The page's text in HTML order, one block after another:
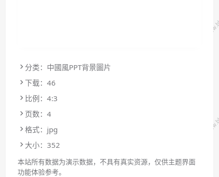
分类：中國風PPT背景圖片
下载：46
比例：4:3
页数：4
格式：jpg
大小：352
本站所有数据为演示数据，不具有真实资源，仅供主题界面
功能体验参考。